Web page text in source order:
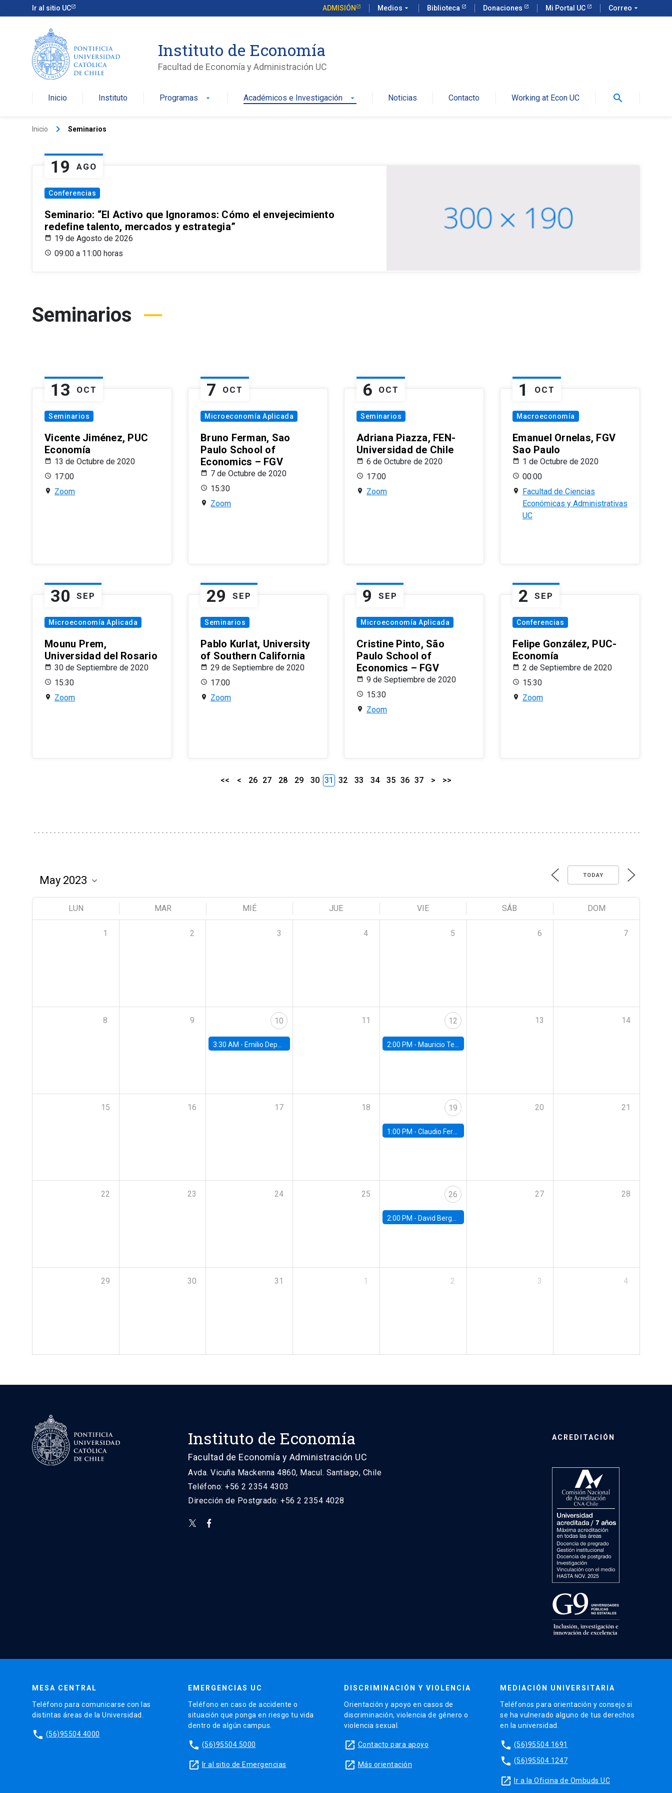
Ir al sitio UC ADMISIÓN Medios arrow_drop_down Biblioteca Donaciones Mi Portal UC Correo arrow_drop_down
Instituto de Economía
Facultad de Economía y Administración UC
Inicio Instituto Programas arrow_drop_down Académicos e Investigación arrow_drop_down Noticias Contacto Working at Econ UC search
Inicio keyboard_arrow_right Seminarios
19 AGO
Conferencias
Seminario: “El Activo que Ignoramos: Cómo el envejecimiento
redefine talento, mercados y estrategia”
19 de Agosto de 2026
09:00 a 11:00 horas
Seminarios
13 OCT
Seminarios
Vicente Jiménez, PUC
Economía
13 de Octubre de 2020
17:00
Zoom
7 OCT
Microeconomía Aplicada
Bruno Ferman, Sao
Paulo School of
Economics – FGV
7 de Octubre de 2020
15:30
Zoom
6 OCT
Seminarios
Adriana Piazza, FEN-
Universidad de Chile
6 de Octubre de 2020
17:00
Zoom
1 OCT
Macroeconomía
Emanuel Ornelas, FGV
Sao Paulo
1 de Octubre de 2020
00:00
Facultad de Ciencias
Económicas y Administrativas
UC
30 SEP
Microeconomía Aplicada
Mounu Prem,
Universidad del Rosario
30 de Septiembre de 2020
15:30
Zoom
29 SEP
Seminarios
Pablo Kurlat, University
of Southern California
29 de Septiembre de 2020
17:00
Zoom
9 SEP
Microeconomía Aplicada
Cristine Pinto, São
Paulo School of
Economics – FGV
9 de Septiembre de 2020
15:30
Zoom
2 SEP
Conferencias
Felipe González, PUC-
Economía
2 de Septiembre de 2020
15:30
Zoom
<< < 26 27 28 29 30 31 32 33 34 35 36 37 > >>
TODAY
LUN MAR MIÉ JUE VIE SÁB DOM
1 2 3 4 5 6 7
8 9 10
3:30 AM - Emilio Depetris-Chauvín, Universidad Católica
11 12
2:00 PM - Mauricio Tejada, UDP
13 14
15 16 17 18 19
1:00 PM - Claudio Ferraz, British Columbia
20 21
22 23 24 25 26
2:00 PM - David Berger, Duke
27 28
29 30 31 1 2 3 4
Instituto de Economía
Facultad de Economía y Administración UC
Avda. Vicuña Mackenna 4860, Macul. Santiago, Chile
Teléfono: +56 2 2354 4303
Dirección de Postgrado: +56 2 2354 4028
ACREDITACIÓN
MESA CENTRAL
Teléfono para comunicarse con las
distintas áreas de la Universidad.
phone (56)95504 4000
EMERGENCIAS UC
Teléfono en caso de accidente o
situación que ponga en riesgo tu vida
dentro de algún campus.
phone (56)95504 5000
launch Ir al sitio de Emergencias
DISCRIMINACIÓN Y VIOLENCIA
Orientación y apoyo en casos de
discriminación, violencia de género o
violencia sexual.
launch Contacto para apoyo
launch Más orientación
MEDIACIÓN UNIVERSITARIA
Teléfonos para orientación y consejo si
se ha vulnerado alguno de tus derechos
en la universidad.
phone (56)95504 1691
phone (56)95504 1247
launch Ir a la Oficina de Ombuds UC